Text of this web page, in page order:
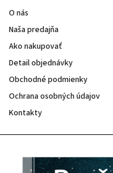
O nás
Naša predajňa
Ako nakupovať
Detail objednávky
Obchodné podmienky
Ochrana osobných údajov
Kontakty